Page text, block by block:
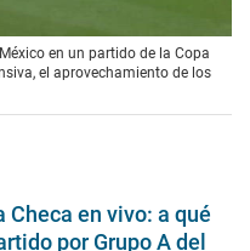
en un partido de la Copa
el aprovechamiento de los
Checa en vivo: a qué
por Grupo A del